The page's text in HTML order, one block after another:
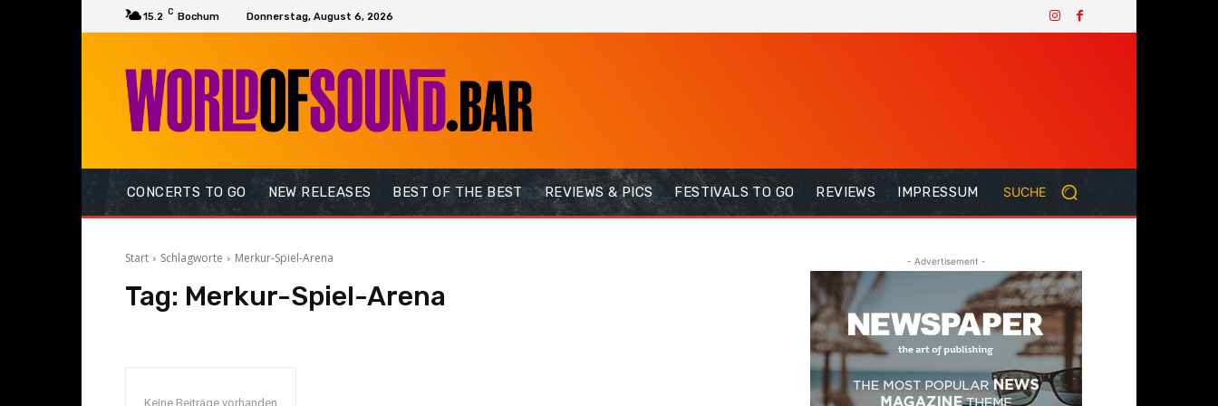
15.2 C Bochum Donnerstag, August 6, 2026
CONCERTS TO GO NEW RELEASES BEST OF THE BEST REVIEWS & PICS FESTIVALS TO GO REVIEWS IMPRESSUM SUCHE
Start Schlagworte Merkur-Spiel-Arena
Tag: Merkur-Spiel-Arena
Keine Beiträge vorhanden
- Advertisement -